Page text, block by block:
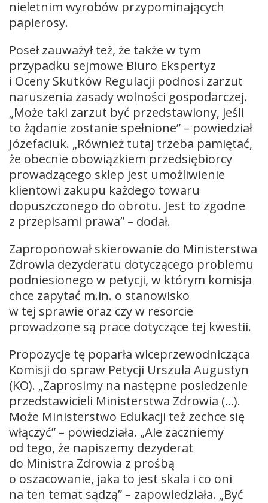
nieletnim wyrobów przypominających
papierosy.
Poseł zauważył też, że także w tym
przypadku sejmowe Biuro Ekspertyz
i Oceny Skutków Regulacji podnosi zarzut
naruszenia zasady wolności gospodarczej.
„Może taki zarzut być przedstawiony, jeśli
to żądanie zostanie spełnione” – powiedział
Józefaciuk. „Również tutaj trzeba pamiętać,
że obecnie obowiązkiem przedsiębiorcy
prowadzącego sklep jest umożliwienie
klientowi zakupu każdego towaru
dopuszczonego do obrotu. Jest to zgodne
z przepisami prawa” – dodał.
Zaproponował skierowanie do Ministerstwa
Zdrowia dezyderatu dotyczącego problemu
podniesionego w petycji, w którym komisja
chce zapytać m.in. o stanowisko
w tej sprawie oraz czy w resorcie
prowadzone są prace dotyczące tej kwestii.
Propozycje tę poparła wiceprzewodnicząca
Komisji do spraw Petycji Urszula Augustyn
(KO). „Zaprosimy na następne posiedzenie
przedstawicieli Ministerstwa Zdrowia (…).
Może Ministerstwo Edukacji też zechce się
włączyć” – powiedziała. „Ale zaczniemy
od tego, że napiszemy dezyderat
do Ministra Zdrowia z prośbą
o oszacowanie, jaka to jest skala i co oni
na ten temat sądzą” – zapowiedziała. „Być